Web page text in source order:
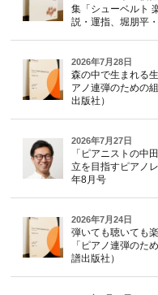
集「シューベルト
説・運指、堀朋平
2026年7月28日
森の中で生まれる
アノ連弾のための
出版社）
2026年7月27日
「ピアニストの中
立を目指すピアノ
年8月号
2026年7月24日
弾いても聴いても
「ピアノ連弾の
譜出版社）